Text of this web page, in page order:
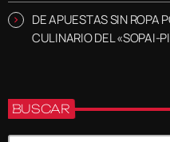
DE APUESTAS SIN ROPA
CULINARIO DEL «SOPAI-
BUSCAR